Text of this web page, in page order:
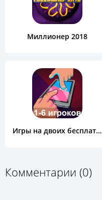
Миллионер 2018
Игры на двоих бесплатно
Комментарии (0)